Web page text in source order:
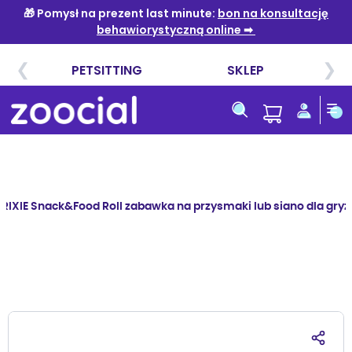
do
treści
Snack&Food Roll zabawka na przysmaki lub siano dla
Przejdź